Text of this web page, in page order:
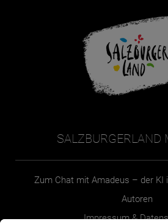
SALZBURGERLAND
Zum Chat mit Amadeus – der KI
Autoren
Impressum &